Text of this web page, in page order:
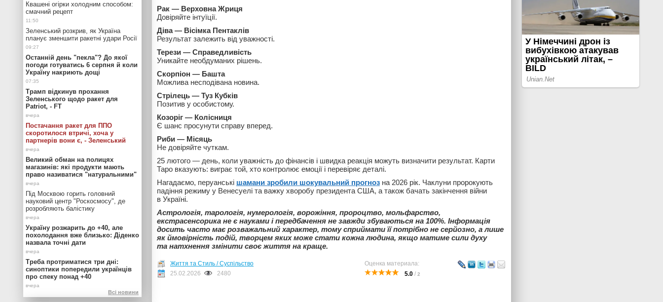
Рак — Верховна Жриця
Довіряйте інтуїції.
Діва — Вісімка Пентаклів
Результат залежить від уважності.
Терези — Справедливість
Уникайте необдуманих рішень.
Скорпіон — Башта
Можлива несподівана новина.
Стрілець — Туз Кубків
Позитив у особистому.
Козоріг — Колісниця
Є шанс просунути справу вперед.
Риби — Місяць
Не довіряйте чуткам.
25 лютого — день, коли уважність до фінансів і швидка реакція можуть визначити результат. Карти
Таро вказують: виграє той, хто контролює емоції і перевіряє деталі.
Нагадаємо, перуанські шамани зробили шокувальний прогноз на 2026 рік. Чаклуни пророкують
падіння режиму у Венесуелі та важку хворобу президента США, а також бачать закінчення війни
в Україні.
Астрологія, тарологія, нумерологія, ворожіння, пророцтво, мольфарство,
екстрасенсорика не є науками і передбачення не завжди збуваються на 100%. Інформація
досить часто має розважальний характер, тому сприймати її потрібно не серйозно, а лише
як ймовірність подій, творцем яких може стати кожна людина, якщо матиме сили духу
та натхнення змінити своє життя на краще.
Оценка материала:
5.0 / 2
Життя та Стиль / Суспільство
25.02.2026
2480
Квашені огірки холодним способом:
смачний рецепт
Зеленський розкрив, як Україна
планує зменшити ракетні удари Росії
Останній день "пекла"? До якої
погоди готуватись 6 серпня й коли
Україну накриють дощі
Трамп відкинув прохання
Зеленського щодо ракет для
Patriot, - FT
Постачання ракет для ППО
скоротилося втричі, хоча у
партнерів вони є, - Зеленський
Великий обман на полицях
магазинів: які продукти мають
право називатися "натуральними"
Під Москвою горить головний
науковий центр "Роскосмосу", де
розробляють балістику
Україну розжарить до +40, але
похолодання вже близько: Діденко
назвала точні дати
Треба протриматися три дні:
синоптики попередили українців
про спеку понад +40
Всі новини